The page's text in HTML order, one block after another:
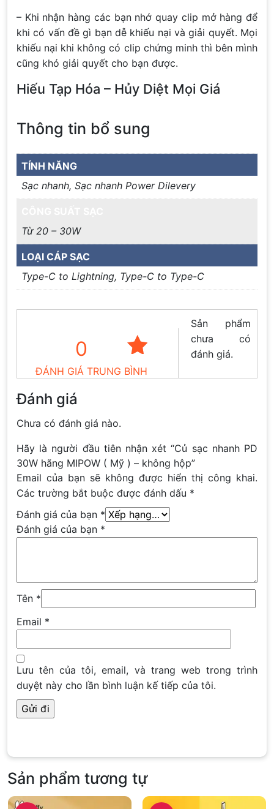
– Khi nhận hàng các bạn nhớ quay clip mở hàng để
khi có vấn đề gì bạn dễ khiếu nại và giải quyết. Mọi
khiếu nại khi không có clip chứng minh thì bên mình
cũng khó giải quyết cho bạn được.
Hiếu Tạp Hóa – Hủy Diệt Mọi Giá
Thông tin bổ sung
TÍNH NĂNG
Sạc nhanh, Sạc nhanh Power Dilevery
Từ 20 – 30W
LOẠI CÁP SẠC
Type-C to Lightning, Type-C to Type-C
0
ĐÁNH GIÁ TRUNG BÌNH
Sản phẩm
chưa có
đánh giá.
Đánh giá
Chưa có đánh giá nào.
Hãy là người đầu tiên nhận xét “Củ sạc nhanh PD
30W hãng MIPOW ( Mỹ ) – không hộp”
Email của bạn sẽ không được hiển thị công khai.
Các trường bắt buộc được đánh dấu *
Đánh giá của bạn *
Đánh giá của bạn *
Tên *
Email *
Lưu tên của tôi, email, và trang web trong trình
duyệt này cho lần bình luận kế tiếp của tôi.
Sản phẩm tương tự